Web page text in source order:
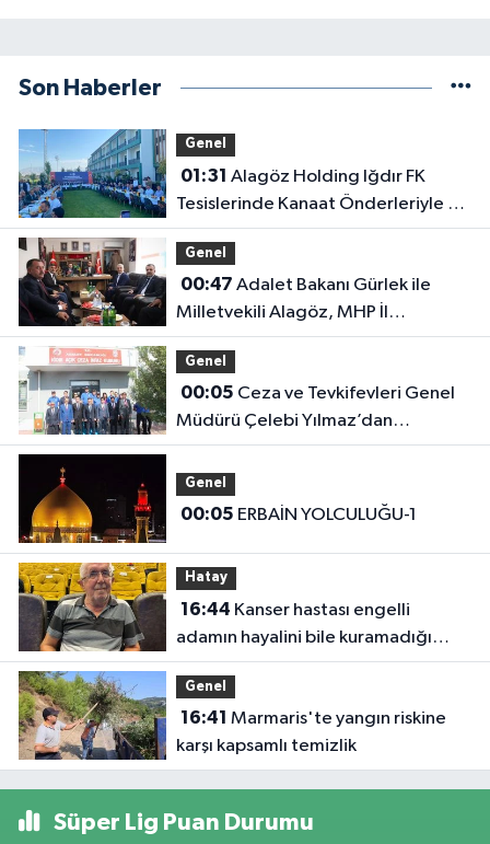
Son Haberler
Genel
01:31
Tesislerinde Kanaat Önderleriyle Bir
Araya Geldiler
Genel
00:47
Milletvekili Alagöz, MHP İl
Başkanlığını Ziyaret Etti
Genel
00:05
Müdürü Çelebi Yılmaz’dan
Iğdır’daki Kurumlara Ziyaret ve
Üretim İncelemesi
Genel
00:05 ERBAİN YOLCULUĞU-1
Hatay
16:44
adamın hayalini bile kuramadığı
evine kavuşunca döktüğü gözyaşı
duygulandırdı
Genel
16:41
karşı kapsamlı temizlik
Süper Lig Puan Durumu